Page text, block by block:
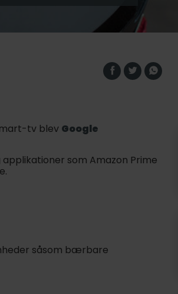
tv blev Google
som Amazon Prime
såsom bærbare